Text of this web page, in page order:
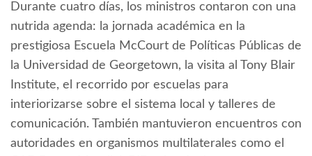
Durante cuatro días, los ministros contaron con una
nutrida agenda: la jornada académica en la
prestigiosa Escuela McCourt de Políticas Públicas de
la Universidad de Georgetown, la visita al Tony Blair
Institute, el recorrido por escuelas para
interiorizarse sobre el sistema local y talleres de
comunicación. También mantuvieron encuentros con
autoridades en organismos multilaterales como el